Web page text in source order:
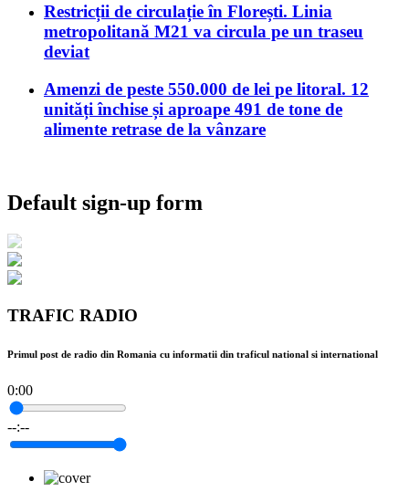
Restricții de circulație în Florești. Linia
metropolitană M21 va circula pe un traseu
deviat
Amenzi de peste 550.000 de lei pe litoral. 12
unități închise și aproape 491 de tone de
alimente retrase de la vânzare
Default sign-up form
TRAFIC RADIO
Primul post de radio din Romania cu informatii din traficul national si international
0:00
--:--